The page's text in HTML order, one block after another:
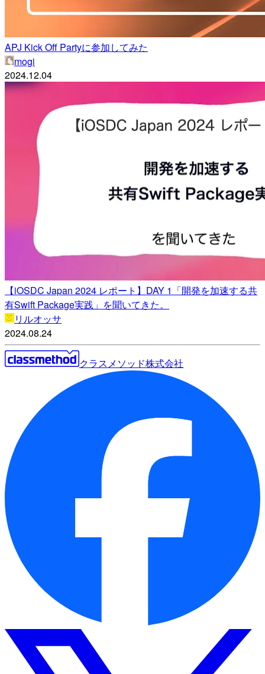
APJ Kick Off Partyに参加してみた
mogi
2024.12.04
【iOSDC Japan 2024 レポート】DAY 1「開発を加速する共
有Swift Package実践」を聞いてきた。
リルオッサ
2024.08.24
クラスメソッド株式会社